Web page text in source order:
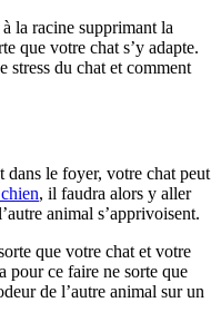
la racine supprimant la
que votre chat s’y adapte.
stress du chat et comment
dans le foyer, votre chat peut
, il faudra alors y aller
animal s’apprivoisent.
que votre chat et votre
pour ce faire ne sorte que
de l’autre animal sur un